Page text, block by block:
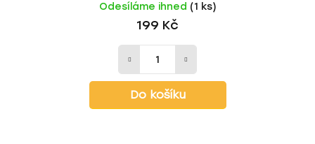
Odesíláme ihned (1 ks)
199 Kč
Do košíku